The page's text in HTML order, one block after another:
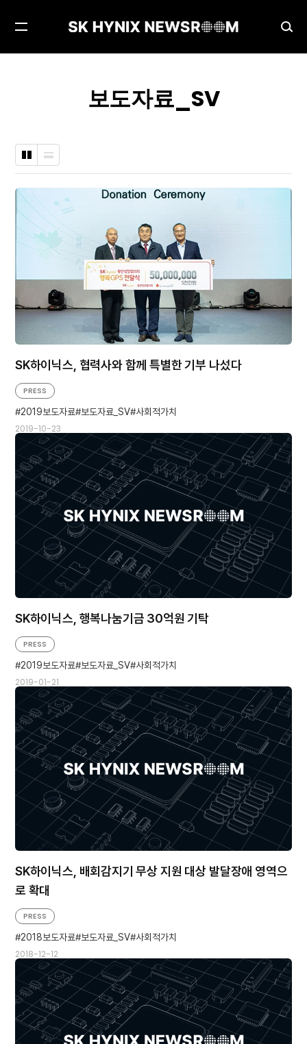
검
색
메
보도자료_SV
바
형
나
SK하이닉스, 협력사와 함께 특별한 기부 나섰다
2019-10-23
PRESS
2019보도자료 보도자료_SV 사회적가치
SK하이닉스, 행복나눔기금 30억원 기탁
2019-01-21
PRESS
2019보도자료 보도자료_SV 사회적가치
SK하이닉스, 배회감지기 무상 지원 대상 발달장애 영역으
로 확대
2018-12-12
PRESS
2018보도자료 보도자료_SV 사회적가치